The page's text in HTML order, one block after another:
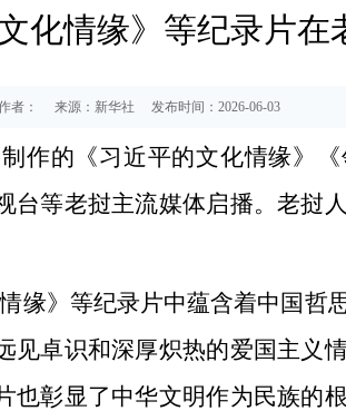
化情缘》等纪录片在
者： 来源：新华社 发布时间：2026-06-03
作的《习近平的文化情缘》
台等老挝主流媒体启播。老挝
缘》等纪录片中蕴含着中国哲
见卓识和深厚炽热的爱国主义
也彰显了中华文明作为民族的